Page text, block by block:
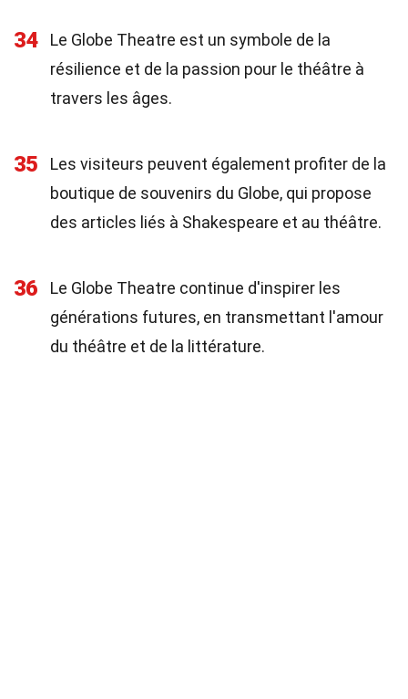
34
Le Globe Theatre est un symbole de la
résilience et de la passion pour le théâtre à
travers les âges.
35
Les visiteurs peuvent également profiter de la
boutique de souvenirs du Globe, qui propose
des articles liés à Shakespeare et au théâtre.
36
Le Globe Theatre continue d'inspirer les
générations futures, en transmettant l'amour
du théâtre et de la littérature.